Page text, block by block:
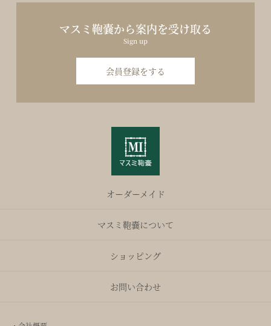
マスミ鞄嚢から案内を受け取る
Sign up
会員登録をする
オーダーメイド
マスミ鞄嚢について
ショッピング
お問い合わせ